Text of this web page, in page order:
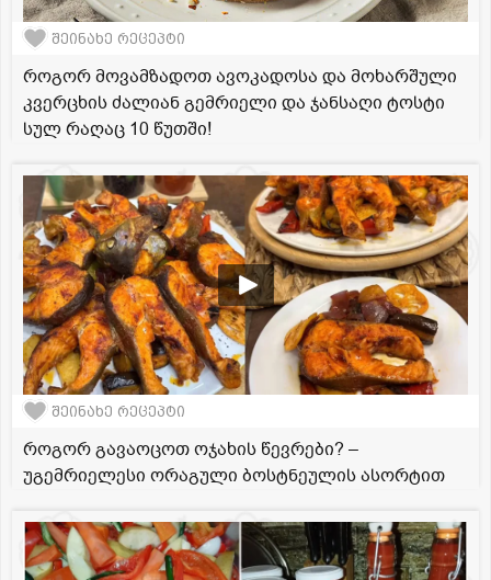
შეინახე რეცეპტი
როგორ მოვამზადოთ ავოკადოსა და მოხარშული
კვერცხის ძალიან გემრიელი და ჯანსაღი ტოსტი
სულ რაღაც 10 წუთში!
შეინახე რეცეპტი
როგორ გავაოცოთ ოჯახის წევრები? –
უგემრიელესი ორაგული ბოსტნეულის ასორტით